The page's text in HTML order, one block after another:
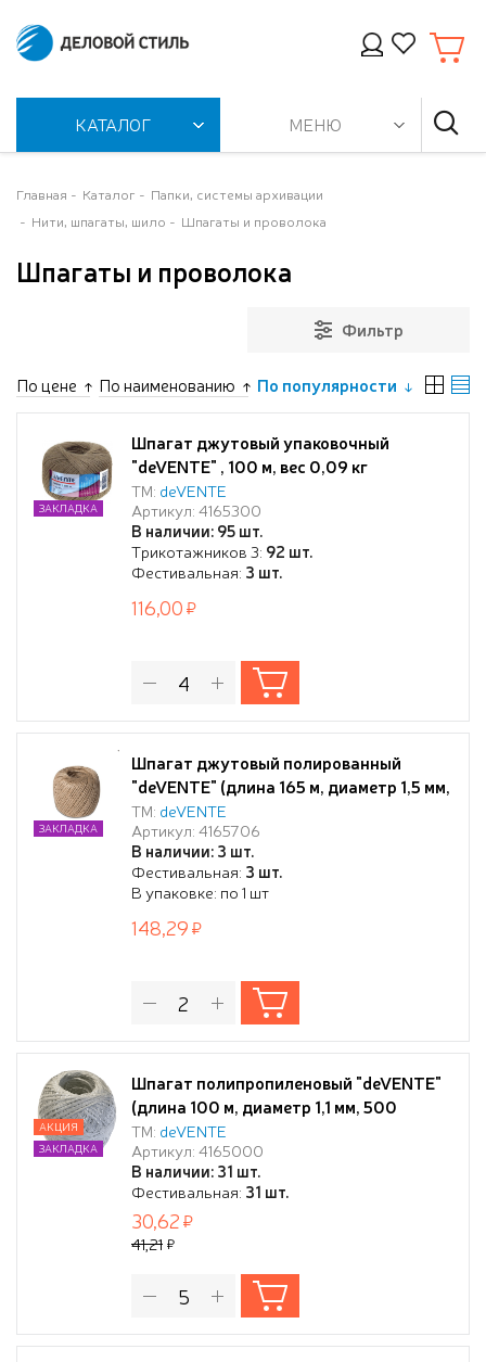
КАТАЛОГ МЕНЮ
Главная Каталог
Папки, системы архивации
Нити, шпагаты, шило
Шпагаты и проволока
Шпагаты и проволока
Фильтр
По цене По наименованию По популярности
Шпагат джутовый упаковочный
"deVENTE" , 100 м, вес 0,09 кг
ТМ: deVENTE
Артикул: 4165300
В наличии: 95 шт.
Трикотажников 3: 92 шт.
Фестивальная: 3 шт.
ЗАКЛАДКА
116,00
Шпагат джутовый полированный
"deVENTE" (длина 165 м, диаметр 1,5 мм,
1200 ТЕКС) в термоусадочной плёнке
ТМ: deVENTE
Артикул: 4165706
В наличии: 3 шт.
Фестивальная: 3 шт.
В упаковке: по 1 шт
ЗАКЛАДКА
148,29
Шпагат полипропиленовый "deVENTE"
(длина 100 м, диаметр 1,1 мм, 500
ТЕКС), цвет белый, в термоусадочной
плёнке
ТМ: deVENTE
Артикул: 4165000
В наличии: 31 шт.
Фестивальная: 31 шт.
АКЦИЯ
ЗАКЛАДКА
30,62
41,21